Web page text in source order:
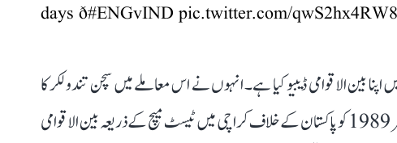
days ð#ENGvIND pic.twitter.com/qwS2hx4RW8
15 سال اور 99 دن کی عمر میں اپنا بین الاقوامی ڈیبیو کیا ہے۔ انہوں نے اس معاملے میں سچن تندولکر کا
ریکارڈ توڑ دیا۔ ماسٹر بلاسٹر سچن تندولکر نے 15 نومبر 1989 کو پاکستان کے خلاف کراچی میں ٹیسٹ میچ کے ذریعہ بین الاقوامی